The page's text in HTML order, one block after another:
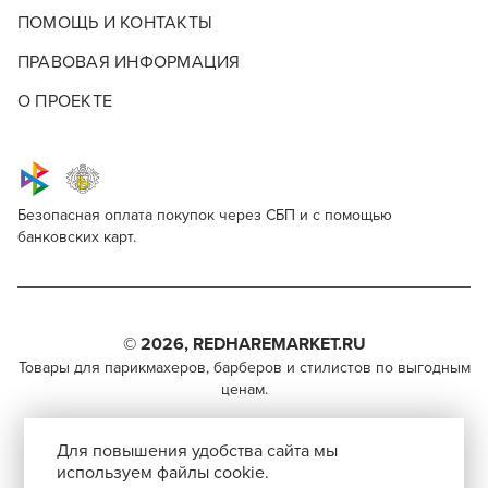
ПОМОЩЬ И КОНТАКТЫ
ПРАВОВАЯ ИНФОРМАЦИЯ
О ПРОЕКТЕ
Безопасная оплата покупок через СБП и с помощью
банковских карт.
© 2026, REDHAREMARKET.RU
Товары для парикмахеров, барберов и стилистов по выгодным
ценам.
+7 (495) 981-65-84
info@redhare.ru
Для повышения удобства сайта мы
используем файлы cookie.
PRORASO Post Shave Powder Mint &
Поделитесь через социальные сети
ВКОНТАКТЕ
TELEGRAM
парикмахерам, барберам, колористам и другим
специалистам бьюти-индустрии.